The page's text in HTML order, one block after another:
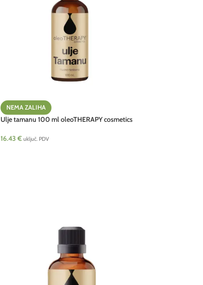
NEMA ZALIHA
Ulje tamanu 100 ml oleoTHERAPY cosmetics
16.43 € uključ. PDV